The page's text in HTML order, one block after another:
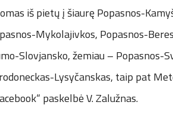
iš pietų į šiaurę Popasnos-
Mykolajivkos, Popasnos-
Slovjansko, žemiau –
Lysyčanskas, taip pat
paskelbė V. Zalužnas.